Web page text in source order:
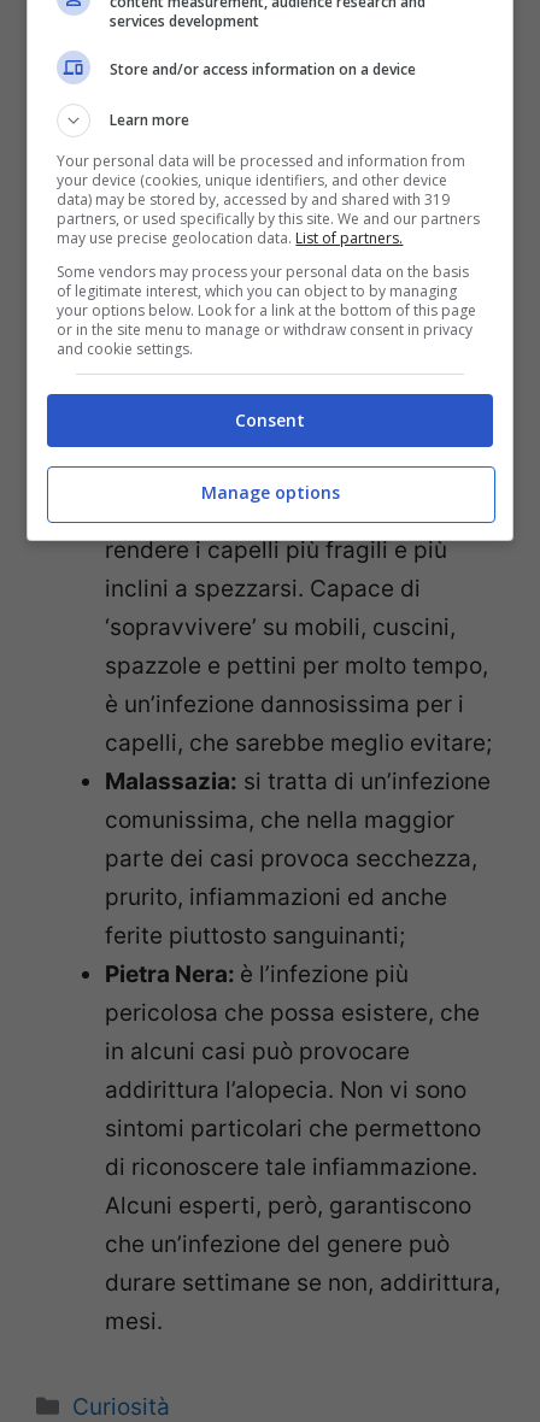
quando sono umidi o ancora peggio
bagnati, sono particolarmente deboli,
addirittura a spezzarsi. Ma la conseguenza
più grave, da non prendere sottogamba, è
un’altra: la diffusione di funghi.
Stando a quanto fa sapere il parrucchiere
Dusty Schlabach, sembrerebbe chei
capelli non asciugati siano un ottimo
terreno per far proliferare i funghi.Tra i
più comuni ci sono:
Tigna del cuoio capelluto,
capace di
rendere i capelli più fragili e più
inclini a spezzarsi. Capace di
‘sopravvivere’ su mobili, cuscini,
spazzole e pettini per molto tempo,
è un’infezione dannosissima per i
capelli, che sarebbe meglio evitare;
Malassazia: si tratta di un’infezione
comunissima, che nella maggior
parte dei casi provoca secchezza,
prurito, infiammazioni ed anche
ferite piuttosto sanguinanti;
Pietra Nera: è l’infezione più
pericolosa che possa esistere, che
in alcuni casi può provocare
addirittura l’alopecia. Non vi sono
sintomi particolari che permettono
di riconoscere tale infiammazione.
Alcuni esperti, però, garantiscono
che un’infezione del genere può
durare settimane se non, addirittura,
mesi.
Categorie
Curiosità
services development
Store and/or access information on a device
Learn more
Your personal data will be processed and information from
your device (cookies, unique identifiers, and other device
data) may be stored by, accessed by and shared with 319
partners, or used specifically by this site. We and our partners
may use precise geolocation data. List of partners.
Some vendors may process your personal data on the basis
of legitimate interest, which you can object to by managing
your options below. Look for a link at the bottom of this page
or in the site menu to manage or withdraw consent in privacy
and cookie settings.
Consent
Manage options